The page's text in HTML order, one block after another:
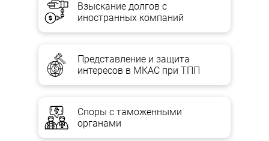
Взыскание долгов с
иностранных компаний
Представление и защита
интересов в МКАС при ТПП
Споры с таможенными
органами